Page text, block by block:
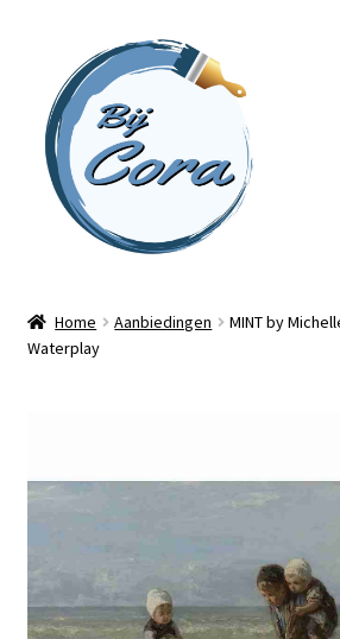
naar
navigatie
inhoud
Workshops
Shop
Over mij
Home Aanbiedingen
MINT by
Waterplay